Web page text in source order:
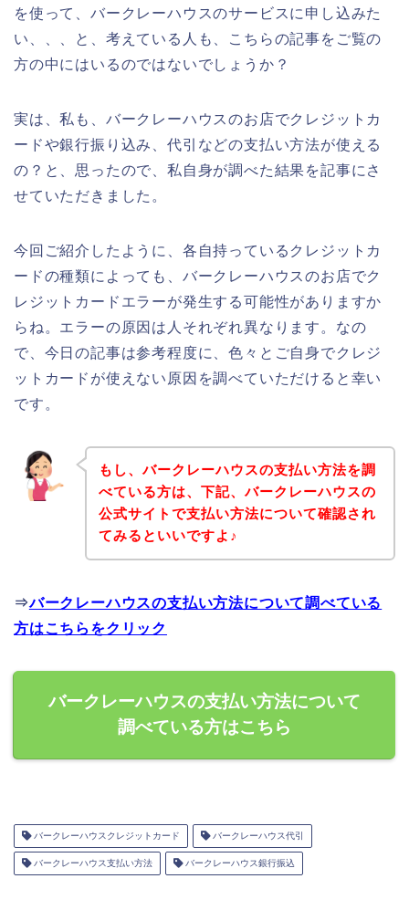
を使って、バークレーハウスのサービスに申し込みた
い、、、と、考えている人も、こちらの記事をご覧の
方の中にはいるのではないでしょうか？
実は、私も、バークレーハウスのお店でクレジットカ
ードや銀行振り込み、代引などの支払い方法が使える
の？と、思ったので、私自身が調べた結果を記事にさ
せていただきました。
今回ご紹介したように、各自持っているクレジットカ
ードの種類によっても、バークレーハウスのお店でク
レジットカードエラーが発生する可能性がありますか
らね。エラーの原因は人それぞれ異なります。なの
で、今日の記事は参考程度に、色々とご自身でクレジ
ットカードが使えない原因を調べていただけると幸い
です。
もし、バークレーハウスの支払い方法を調
べている方は、下記、バークレーハウスの
公式サイトで支払い方法について確認され
てみるといいですよ♪
⇒バークレーハウスの支払い方法について調べている
方はこちらをクリック
バークレーハウスの支払い方法について
調べている方はこちら
バークレーハウスクレジットカード バークレーハウス代引
バークレーハウス支払い方法 バークレーハウス銀行振込